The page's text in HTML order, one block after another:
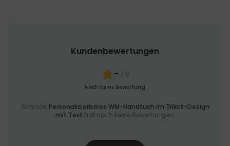
Kundenbewertungen
- / 5
Noch keine Bewertung
Schade, Personalisierbares WM-Handtuch im Trikot-Design
mit Text hat noch keine Bewertungen.